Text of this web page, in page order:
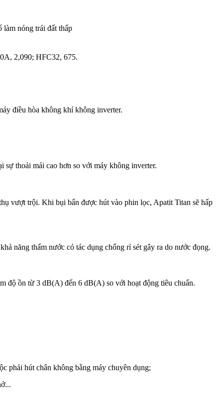
nóng trái đất thấp
2,090; HFC32, 675.
điều hòa không khí không inverter.
sự thoải mái cao hơn so với máy không inverter.
vượt trội. Khi bụi bẩn được hút vào phin lọc, Apatit Titan sẽ hấp
năng thấm nước có tác dụng chống rỉ sét gây ra do nước đọng.
độ ồn từ 3 dB(A) đến 6 dB(A) so với hoạt động tiêu chuẩn.
phải hút chân không bằng máy chuyên dụng;